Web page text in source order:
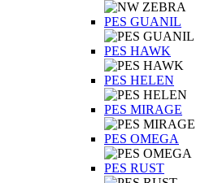
PES GUANIL
PES HAWK
PES HELEN
PES MIRAGE
PES OMEGA
PES RUST